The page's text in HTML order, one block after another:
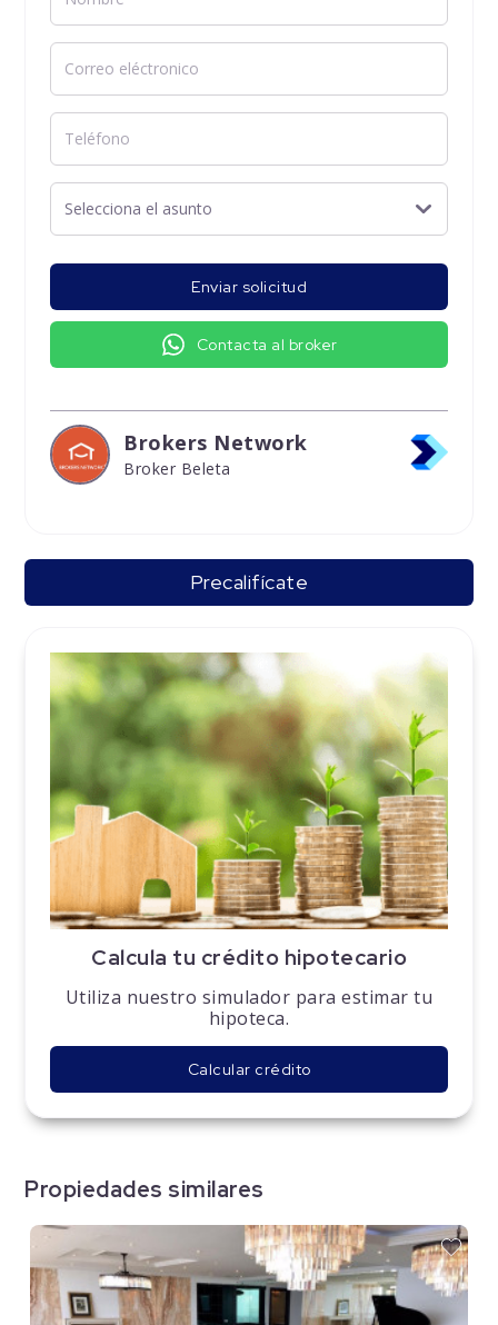
Enviar solicitud
Contacta al broker
Brokers Network
Broker Beleta
Precalifícate
Calcula tu crédito hipotecario
Utiliza nuestro simulador para estimar tu
hipoteca.
Calcular crédito
Propiedades similares